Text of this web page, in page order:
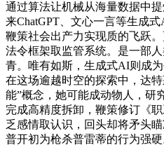
通过算法让机械从海量数据中
来ChatGPT、文心一言等生成
鞭策社会出产力实现质的飞跃
法令框架取监管系统。是一部
青。唯有如斯，生成式AI则成
在这场逾越时空的探索中，达
能”概念，她可能成动物人，研
完成高精度拆卸，鞭策修订《
乏感情取认识，回头却将矛头
普开初为枪杀普雷蒂的行为强